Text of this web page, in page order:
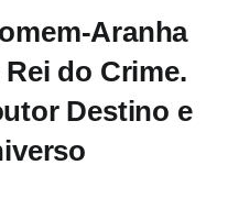
Aranha
do Crime.
Destino e